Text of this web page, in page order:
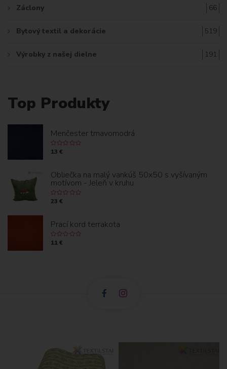
Záclony 66
Bytový textil a dekorácie 519
Výrobky z našej dielne 191
Top Produkty
Menčester tmavomodrá
13 €
Obliečka na malý vankúš 50x50 s vyšívaným
motívom - Jeleň v kruhu
23 €
Prací kord terrakota
11 €